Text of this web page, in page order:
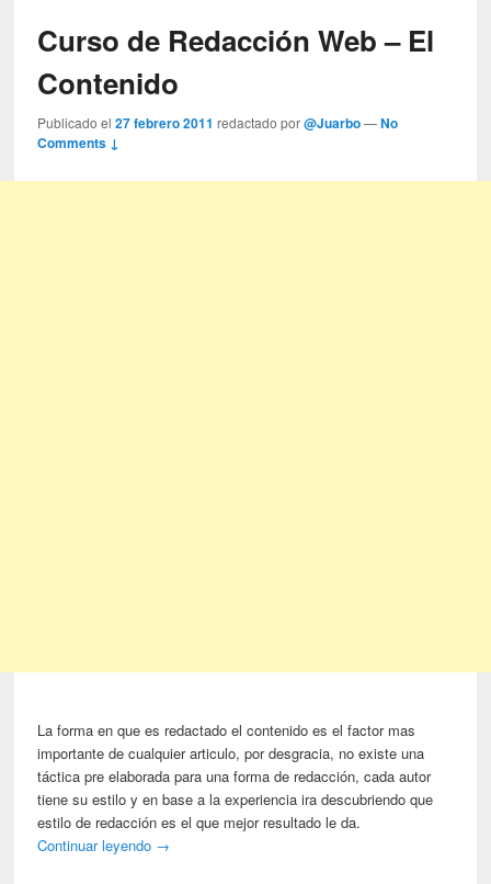
Curso de Redacción Web – El
Contenido
Publicado el27 febrero 2011 redactado por@Juarbo —No
Comments ↓
La forma en que es redactado el contenido es el factor mas
importante de cualquier articulo, por desgracia, no existe una
táctica pre elaborada para una forma de redacción, cada autor
tiene su estilo y en base a la experiencia ira descubriendo que
estilo de redacción es el que mejor resultado le da.
Continuar leyendo →